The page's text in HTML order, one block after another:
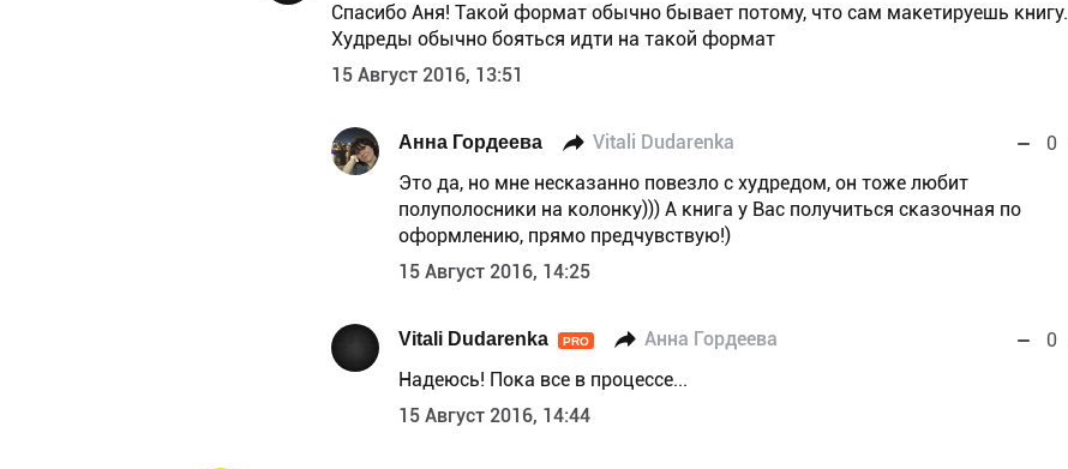
Спасибо Аня! Такой формат обычно бывает потому, что сам макетируешь книгу.
Худреды обычно бояться идти на такой формат
15 Август 2016, 13:51
Анна Гордеева Vitali Dudarenka
0
Это да, но мне несказанно повезло с худредом, он тоже любит
полуполосники на колонку))) А книга у Вас получиться сказочная по
оформлению, прямо предчувствую!)
15 Август 2016, 14:25
Vitali Dudarenka PRO Анна Гордеева
0
Надеюсь! Пока все в процессе...
15 Август 2016, 14:44